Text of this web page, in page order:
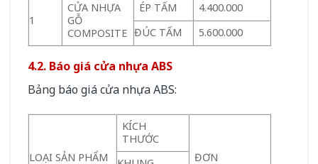
1
CỬA NHỰA
GỖ
COMPOSITE
ÉP TẤM
4.400.000
ĐÚC TẤM
5.600.000
4.2. Báo giá cửa nhựa ABS
Bảng báo giá cửa nhựa ABS:
LOẠI SẢN PHẨM
KÍCH
THƯỚC
ĐƠN